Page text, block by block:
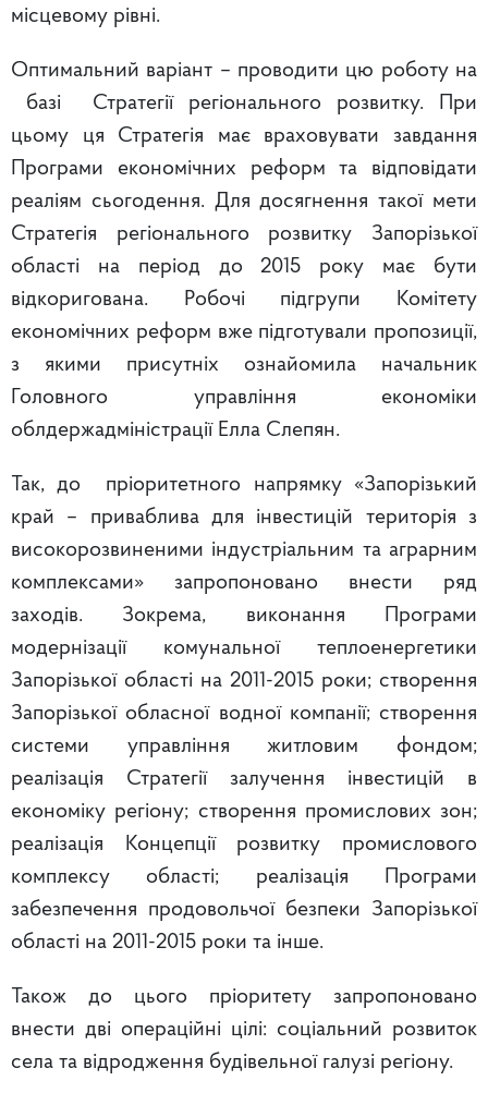
місцевому рівні.
Оптимальний варіант – проводити цю роботу на
базі Стратегії регіонального розвитку. При
цьому ця Стратегія має враховувати завдання
Програми економічних реформ та відповідати
реаліям сьогодення. Для досягнення такої мети
Стратегія регіонального розвитку Запорізької
області на період до 2015 року має бути
відкоригована. Робочі підгрупи Комітету
економічних реформ вже підготували пропозиції,
з якими присутніх ознайомила начальник
Головного управління економіки
облдержадміністрації Елла Слепян.
Так, до пріоритетного напрямку «Запорізький
край – приваблива для інвестицій територія з
високорозвиненими індустріальним та аграрним
комплексами» запропоновано внести ряд
заходів. Зокрема, виконання Програми
модернізації комунальної теплоенергетики
Запорізької області на 2011-2015 роки; створення
Запорізької обласної водної компанії; створення
системи управління житловим фондом;
реалізація Стратегії залучення інвестицій в
економіку регіону; створення промислових зон;
реалізація Концепції розвитку промислового
комплексу області; реалізація Програми
забезпечення продовольчої безпеки Запорізької
області на 2011-2015 роки та інше.
Також до цього пріоритету запропоновано
внести дві операційні цілі: соціальний розвиток
села та відродження будівельної галузі регіону.